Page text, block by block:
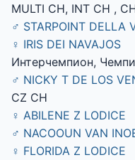
MULTI CH, INT CH ,
♂ STARPOINT DELLA
♀ IRIS DEI NAVAJOS
Интерчемпион,
♂ NICKY T DE LOS
CZ CH
♀ ABILENE Z LODICE
♂ NACOOUN VAN
♀ FLORIDA Z LODICE